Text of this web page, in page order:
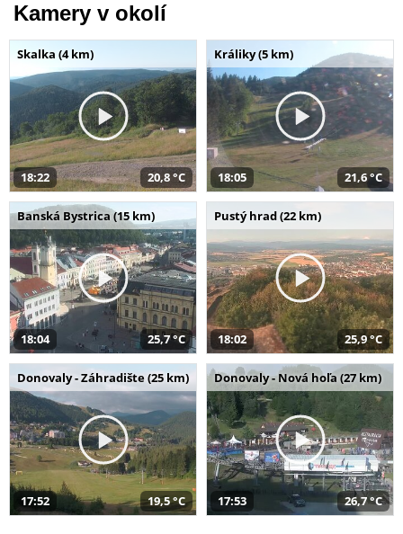
Kamery v okolí
Skalka (4 km)
18:22 20,8 °C
Králiky (5 km)
18:05 21,6 °C
Banská Bystrica (15 km)
18:04 25,7 °C
Pustý hrad (22 km)
18:02 25,9 °C
Donovaly - Záhradište (25 km)
17:52 19,5 °C
Donovaly - Nová hoľa (27 km)
17:53 26,7 °C